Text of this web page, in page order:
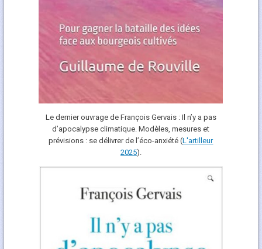
Le dernier ouvrage de François Gervais : Il n’y a pas
d’apocalypse climatique. Modèles, mesures et
prévisions : se délivrer de l’éco-anxiété (L'artilleur
2025).